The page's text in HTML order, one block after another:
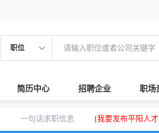
职位
简历中心 招聘企业 职场
一句话求职信息 [我要发布平阳人